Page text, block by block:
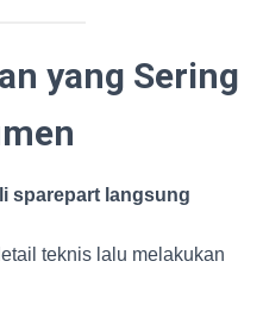
yang Sering
sparepart langsung
teknis lalu melakukan